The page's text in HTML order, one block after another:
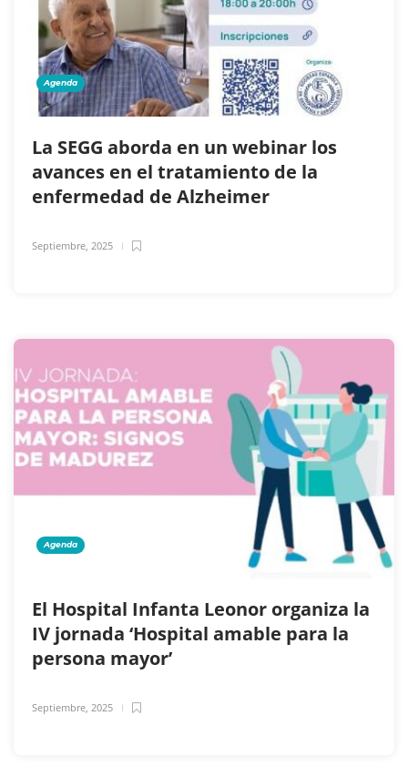
Agenda
La SEGG aborda en un webinar los
avances en el tratamiento de la
enfermedad de Alzheimer
Septiembre, 2025
Agenda
El Hospital Infanta Leonor organiza la
IV jornada ‘Hospital amable para la
persona mayor’
Septiembre, 2025